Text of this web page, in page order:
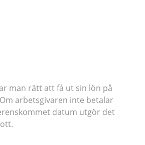
man rätt att få ut sin lön på
arbetsgivaren inte betalar
datum utgör det